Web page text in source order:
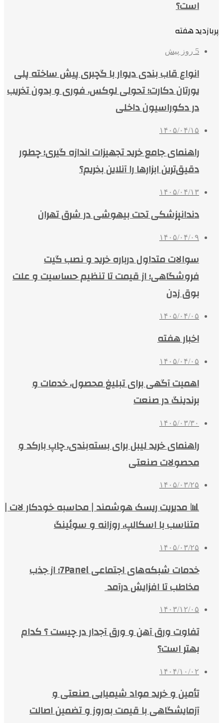
است؟
پربازدید هفته
5 روز پیش
انواع قاب بندی دیوار با گچبری پیش ساخته پلی
یورتان دکارت؛ تحولی لوکس، فوری و بدون تخریب
در دکوراسیون داخلی
۱۴۰۵/۰۴/۱۵
راهنمای جامع خرید تجهیزات اندازه گیری؛ چطور
دقیق‌ترین ابزارها را آنلاین بخریم؟
۱۴۰۵/۰۴/۱۳
دندانپزشکی تحت بیهوشی در شرق تهران
۱۴۰۵/۰۴/۰۹
سوالات متداول درباره خرید و نصب گیت
فروشگاهی؛ از قیمت تا تنظیم حساسیت و علت
بوق زدن
۱۴۰۵/۰۴/۰۵
اخبار هفته
۱۴۰۵/۰۴/۰۵
اهمیت آگهی برای تبلیغ محصول، خدمات و
برندینگ در صنعت
۱۴۰۵/۰۳/۳۰
راهنمای خرید لیبل برای بسته‌بندی، چاپ بارکد و
محصولات صنعتی
۱۴۰۵/۰۳/۲۵
📊 مدیریت ریسک هوشمند | محاسبه خودکار لات |
متناسب با اسکالپ، روزانه و سوئینگ
۱۴۰۵/۰۳/۲۵
خدمات شبکه‌های اجتماعی 7Panel؛ از جذب
مخاطب تا افزایش درآمد
۱۴۰۳/۱۲/۰۵
تفاوت ورق آهن و ورق آجدار در چیست ؟ کدام
بهتر است؟
۱۴۰۴/۱۰/۰۲
تأمین و خرید مواد شیمیایی صنعتی و
آزمایشگاهی با قیمت به‌روز و تضمین اصالت